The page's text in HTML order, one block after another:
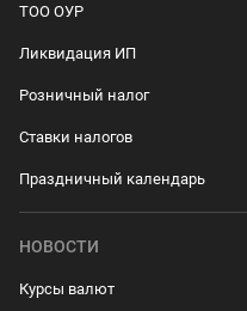
ТОО ОУР
Ликвидация ИП
Розничный налог
Ставки налогов
Праздничный календарь
НОВОСТИ
Курсы валют